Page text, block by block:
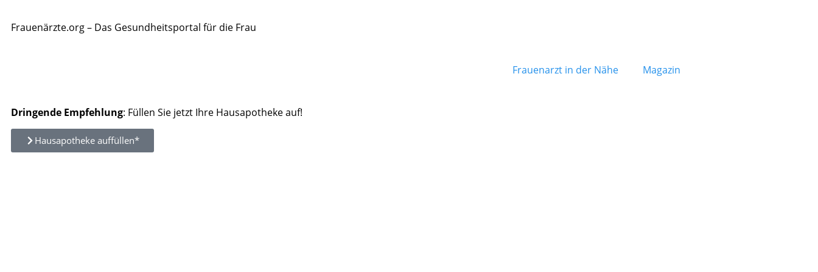
Frauenärzte.org – Das Gesundheitsportal für die Frau
Frauenarzt in der Nähe Magazin
Dringende Empfehlung: Füllen Sie jetzt Ihre Hausapotheke auf!
Hausapotheke auffüllen*